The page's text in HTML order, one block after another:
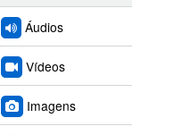
Áudios
Vídeos
Imagens